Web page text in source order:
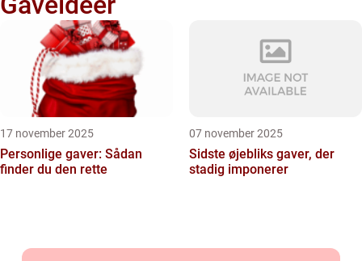
17 november 2025
Personlige gaver: Sådan
finder du den rette
07 november 2025
Sidste øjebliks gaver, der
stadig imponerer